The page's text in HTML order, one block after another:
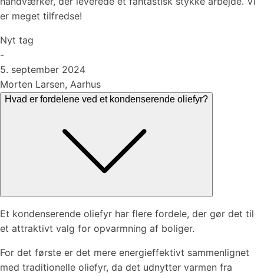
er meget tilfredse!
Nyt tag
-
5. september 2024
Morten Larsen, Aarhus
Hvad er fordelene ved et kondenserende oliefyr?
Et kondenserende oliefyr har flere fordele, der gør det til
et attraktivt valg for opvarmning af boliger.
For det første er det mere energieffektivt sammenlignet
med traditionelle oliefyr, da det udnytter varmen fra